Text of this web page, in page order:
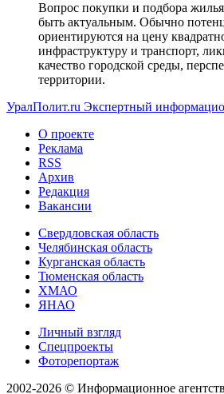
Вопрос покупки и подбора
быть актуальным. Обычно
ориентируются на цену
инфраструктуру и транспорт,
качество городской среды,
территории.
УралПолит.ru Экспертный
О проекте
Реклама
RSS
Архив
Редакция
Вакансии
Свердловская область
Челябинская область
Курганская область
Тюменская область
ХМАО
ЯНАО
Личный взгляд
Спецпроекты
Фоторепортаж
2002-2026 © Информационное